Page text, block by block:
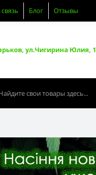
Блог Отзывы
ул.Чигирина Юлия, 1